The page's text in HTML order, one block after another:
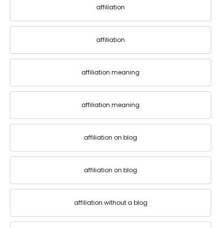
affiliation
affiliation
affiliation meaning
affiliation meaning
affiliation on blog
affiliation on blog
affiliation without a blog